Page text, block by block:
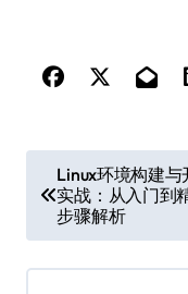
章
导
航
Linux环境构建与
实战：从入门到
步骤解析